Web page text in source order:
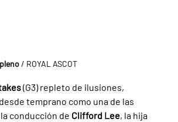
/ ROYAL ASCOT
(G3) repleto de ilusiones,
temprano como una de las
conducción de Clifford Lee, la hija